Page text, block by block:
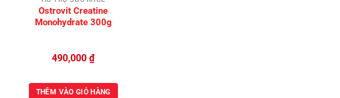
Ostrovit Creatine
Monohydrate 300g
490,000₫
THÊM VÀO GIỎ HÀNG